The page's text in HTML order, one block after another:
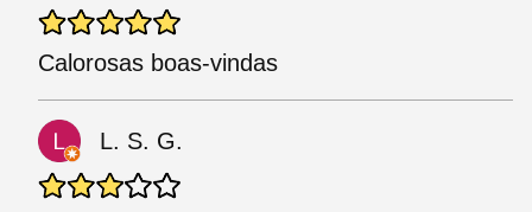
Calorosas boas-vindas
L. S. G.